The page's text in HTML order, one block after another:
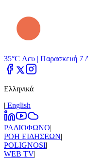
35°C Λευ | Παρασκευή 7
Ελληνικά
| Εnglish
ΡΑΔΙΟΦΩΝΟ|
ΡΟΗ ΕΙΔΗΣΕΩΝ|
POLIGNOSI|
WEB TV|